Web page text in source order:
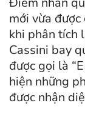
mới vừa
khi phân tích
Cassini bay
được gọi là
hiện những
được nhận